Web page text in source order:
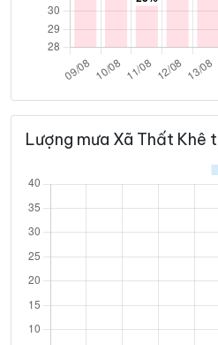
Lượng mưa Xã Thất Khê